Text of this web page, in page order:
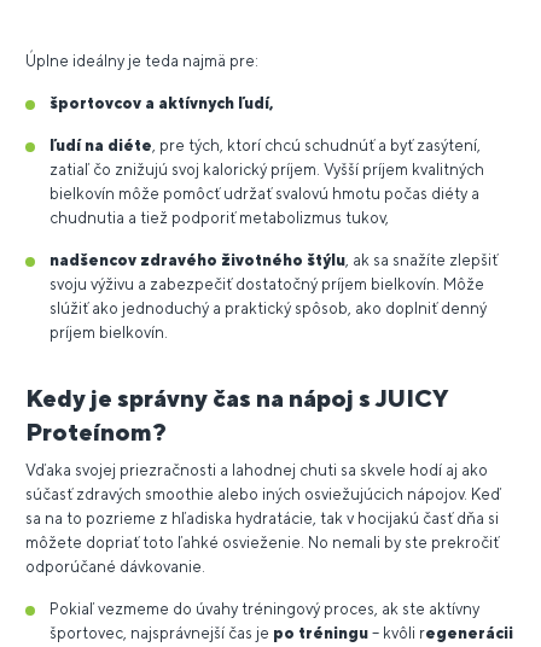
Úplne ideálny je teda najmä pre:
športovcov a aktívnych ľudí,
ľudí na diéte, pre tých, ktorí chcú schudnúť a byť zasýtení,
zatiaľ čo znižujú svoj kalorický príjem. Vyšší príjem kvalitných
bielkovín môže pomôcť udržať svalovú hmotu počas diéty a
chudnutia a tiež podporiť metabolizmus tukov,
nadšencov zdravého životného štýlu, ak sa snažíte zlepšiť
svoju výživu a zabezpečiť dostatočný príjem bielkovín. Môže
slúžiť ako jednoduchý a praktický spôsob, ako doplniť denný
príjem bielkovín.
Kedy je správny čas na nápoj s JUICY
Proteínom?
Vďaka svojej priezračnosti a lahodnej chuti sa skvele hodí aj ako
súčasť zdravých smoothie alebo iných osviežujúcich nápojov. Keď
sa na to pozrieme z hľadiska hydratácie, tak v hocijakú časť dňa si
môžete dopriať toto ľahké osvieženie. No nemali by ste prekročiť
odporúčané dávkovanie.
Pokiaľ vezmeme do úvahy tréningový proces, ak ste aktívny
športovec, najsprávnejší čas je po tréningu – kvôli regenerácii